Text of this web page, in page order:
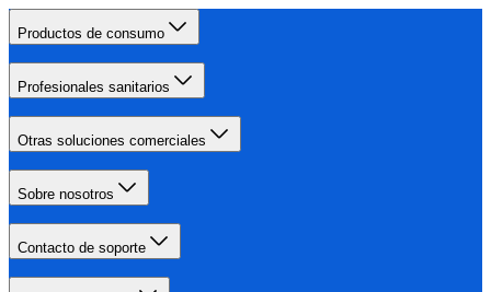
Productos de consumo
Profesionales sanitarios
Otras soluciones comerciales
Sobre nosotros
Contacto de soporte